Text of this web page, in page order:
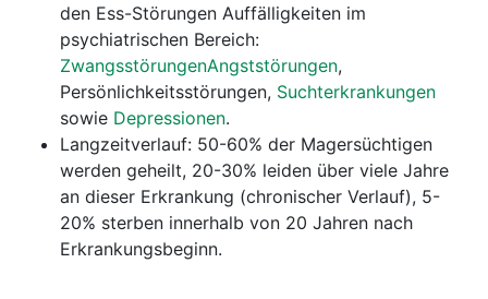
den Ess-Störungen Auffälligkeiten im
psychiatrischen Bereich:
ZwangsstörungenAngststörungen,
Persönlichkeitsstörungen, Suchterkrankungen
sowie Depressionen.
Langzeitverlauf: 50-60% der Magersüchtigen
werden geheilt, 20-30% leiden über viele Jahre
an dieser Erkrankung (chronischer Verlauf), 5-
20% sterben innerhalb von 20 Jahren nach
Erkrankungsbeginn.